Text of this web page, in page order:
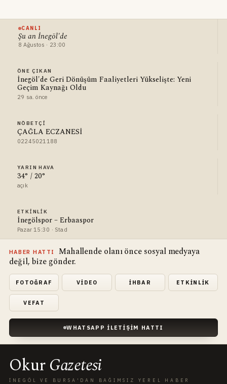
CANLI
Şu an İnegöl'de
8 Ağustos · 23:00
ÖNE ÇIKAN
İnegöl'de Geri Dönüşüm Faaliyetleri Yükselişte: Yeni
Geçim Kaynağı Oldu
29 sa. önce
NÖBETÇI
ÇAĞLA ECZANESİ
02245021188
YARIN HAVA
34° / 20°
açık
ETKINLIK
İnegölspor – Erbaaspor
Pazar 15:30 · Stad
HABER HATTI
Mahallende olanı önce sosyal medyaya
değil, bize gönder.
FOTOĞRAF VIDEO İHBAR ETKINLIK
VEFAT
WHATSAPP İLETIŞIM HATTI
OkurGazetesi
İNEGÖL VE BURSA'DAN BAĞIMSIZ YEREL HABER